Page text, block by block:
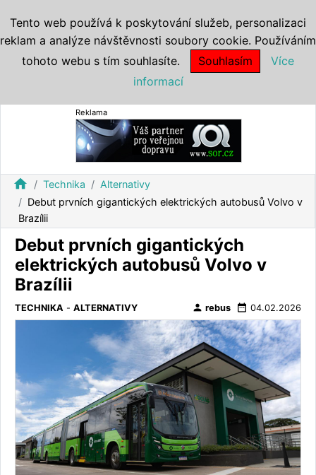
Reklama
home Technika
Alternativy
Debut prvních gigantických elektrických autobusů Volvo v
Brazílii
Debut prvních gigantických
elektrických autobusů Volvo v
Brazílii
TECHNIKA - ALTERNATIVY person rebus date_range 04.02.2026
Tento web používá k poskytování služeb, personalizaci
reklam a analýze návštěvnosti soubory cookie. Používáním
tohoto webu s tím souhlasíte.
Souhlasím
Více
informací